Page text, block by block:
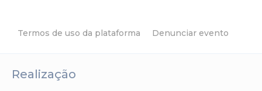
Termos de uso da plataforma Denunciar evento
Realização